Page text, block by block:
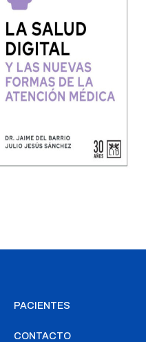
PACIENTES
CONTACTO